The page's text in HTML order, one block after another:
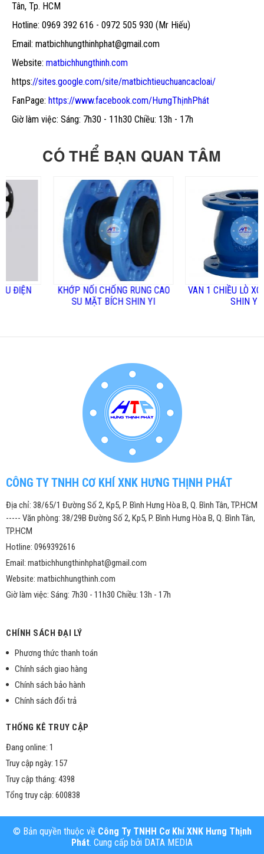
Tân, Tp. HCM
Hotline: 0969 392 616 - 0972 505 930 (Mr Hiếu)
Email: matbichhungthinhphat@gmail.com
Website: matbichhungthinh.com
https://sites.google.com/site/matbichtieuchuancacloai/
FanPage: https://www.facebook.com/HưngThịnhPhát
Giờ làm việc: Sáng: 7h30 - 11h30 Chiều: 13h - 17h
CÓ THỂ BẠN QUAN TÂM
KHỚP NỐI CHỐNG RUNG CAO
SU MẶT BÍCH SHIN YI
VAN 1 CHIỀU LÒ XO MẶT
SHIN YI
CÔNG TY TNHH CƠ KHÍ XNK HƯNG THỊNH PHÁT
Địa chỉ: 38/65/1 Đường Số 2, Kp5, P. Bình Hưng Hòa B, Q. Bình Tân, TP.HCM
----- Văn phòng: 38/29B Đường Số 2, Kp5, P. Bình Hưng Hòa B, Q. Bình Tân,
TP.HCM
Hotline: 0969392616
Email: matbichhungthinhphat@gmail.com
Website: matbichhungthinh.com
Giờ làm việc: Sáng: 7h30 - 11h30 Chiều: 13h - 17h
CHÍNH SÁCH ĐẠI LÝ
Phương thức thanh toán
Chính sách giao hàng
Chính sách bảo hành
Chính sách đổi trả
THỐNG KÊ TRUY CẬP
Đang online: 1
Truy cập ngày: 157
Truy cập tháng: 4398
Tổng truy cập: 600838
© Bản quyền thuộc về Công Ty TNHH Cơ Khí XNK Hưng Thịnh
Phát. Cung cấp bởi DATA MEDIA